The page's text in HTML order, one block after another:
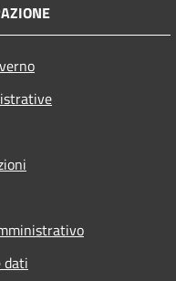
dati